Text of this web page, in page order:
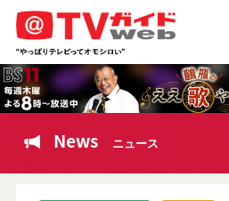
News ニュース